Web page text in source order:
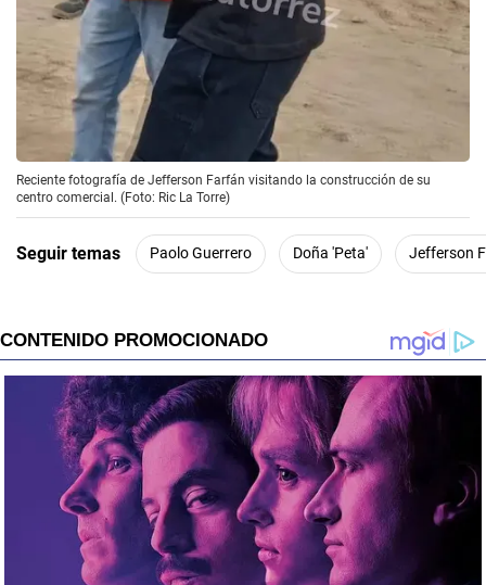
Reciente fotografía de Jefferson Farfán visitando la construcción de su
centro comercial. (Foto: Ric La Torre)
Seguir temas Paolo Guerrero Doña 'Peta' Jefferson